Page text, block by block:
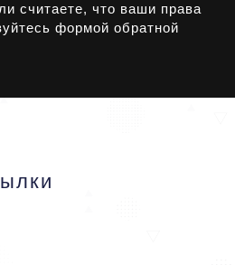
считаете, что ваши права
формой обратной